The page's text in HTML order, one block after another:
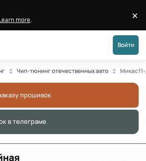
more. ×
Войти
Чип-тюнинг отечественных авто
прошивок
в телеграме